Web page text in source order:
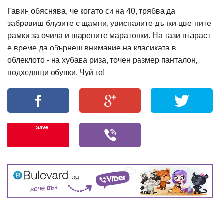
Гавин обяснява, че когато си на 40, трябва да
забравиш блузите с щампи, увисналите дънки цветните
рамки за очила и шарените маратонки. На тази възраст
е време да обърнеш внимание на класиката в
облеклото - на хубава риза, точен размер панталон,
подходящи обувки. Чуй го!
Save